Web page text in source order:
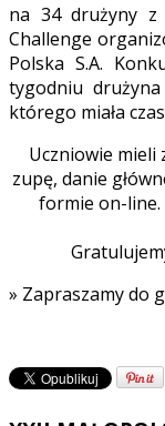
na 34 drużyny z
Challenge
Polska S.A.
tygodniu
którego miała
Uczniowie mieli
zupę, danie
formie on-line.
» Zapraszamy do